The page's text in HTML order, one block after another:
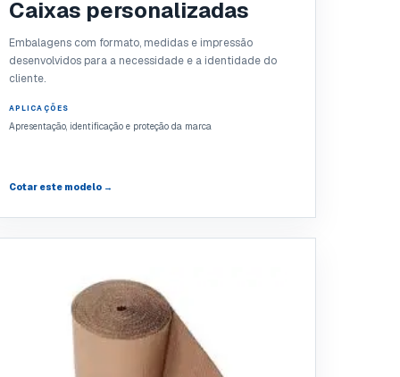
Caixas personalizadas
Embalagens com formato, medidas e impressão
desenvolvidos para a necessidade e a identidade do
cliente.
APLICAÇÕES
Apresentação, identificação e proteção da marca
Cotar este modelo →